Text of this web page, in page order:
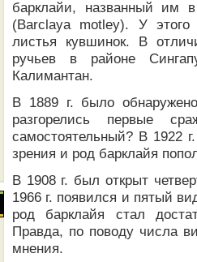
барклайи, названный им
(Barclaya motley). У этого
листья кувшинок. В
ручьев в районе
Калимантан.
В 1889 г. было
разгорелись первые
самостоятельный? В 1922
зрения и род барклайя
В 1908 г. был открыт
1966 г. появился и пятый
род барклайя стал
Правда, по поводу числа
мнения.